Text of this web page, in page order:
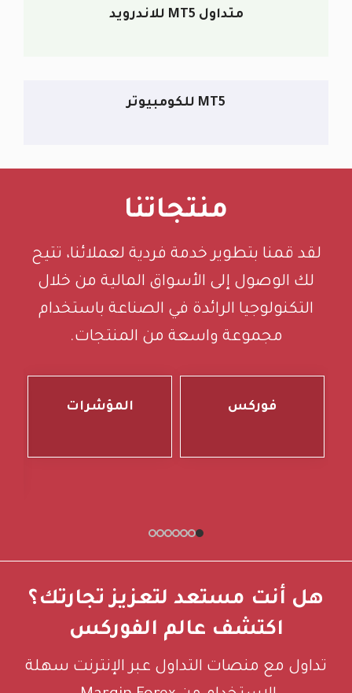
متداول MT5 للاندرويد
MT5 للكومبيوتر
منتجاتنا
لقد قمنا بتطوير خدمة فردية لعملائنا، تتيح
لك الوصول إلى الأسواق المالية من خلال
التكنولوجيا الرائدة في الصناعة باستخدام
مجموعة واسعة من المنتجات.
فوركس المؤشرات
هل أنت مستعد لتعزيز تجارتك؟
اكتشف عالم الفوركس
تداول مع منصات التداول عبر الإنترنت سهلة